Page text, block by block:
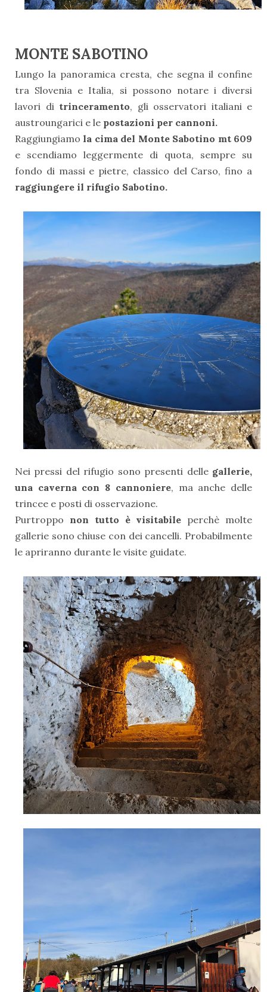
MONTE SABOTINO
Lungo la panoramica cresta, che segna il confine
tra Slovenia e Italia, si possono notare i diversi
lavori di trinceramento, gli osservatori italiani e
austroungarici e le postazioni per cannoni.
Raggiungiamo la cima del Monte Sabotino mt 609
e scendiamo leggermente di quota, sempre su
fondo di massi e pietre, classico del Carso, fino a
raggiungere il rifugio Sabotino.
Nei pressi del rifugio sono presenti delle gallerie,
una caverna con 8 cannoniere, ma anche delle
trincee e posti di osservazione.
Purtroppo non tutto è visitabile perchè molte
gallerie sono chiuse con dei cancelli. Probabilmente
le apriranno durante le visite guidate.